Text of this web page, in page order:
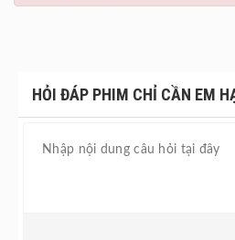
HỎI ĐÁP PHIM CHỈ CẦN EM